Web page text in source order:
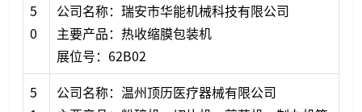
5
0
公司名称：瑞安市华能机械科技有限公司
主要产品：热收缩膜包装机
展位号：62B02
5
公司名称：温州顶历医疗器械有限公司